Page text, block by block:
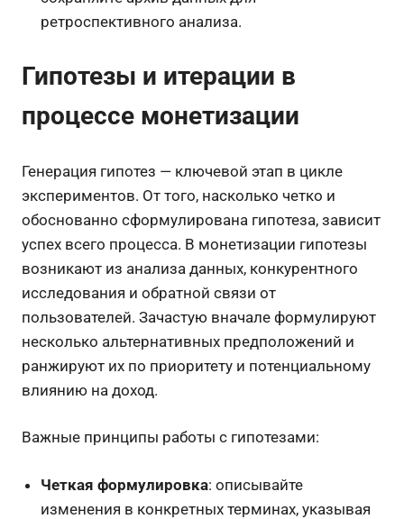
ретроспективного анализа.
Гипотезы и итерации в
процессе монетизации
Генерация гипотез — ключевой этап в цикле
экспериментов. От того, насколько четко и
обоснованно сформулирована гипотеза, зависит
успех всего процесса. В монетизации гипотезы
возникают из анализа данных, конкурентного
исследования и обратной связи от
пользователей. Зачастую вначале формулируют
несколько альтернативных предположений и
ранжируют их по приоритету и потенциальному
влиянию на доход.
Важные принципы работы с гипотезами:
Четкая формулировка: описывайте
изменения в конкретных терминах, указывая